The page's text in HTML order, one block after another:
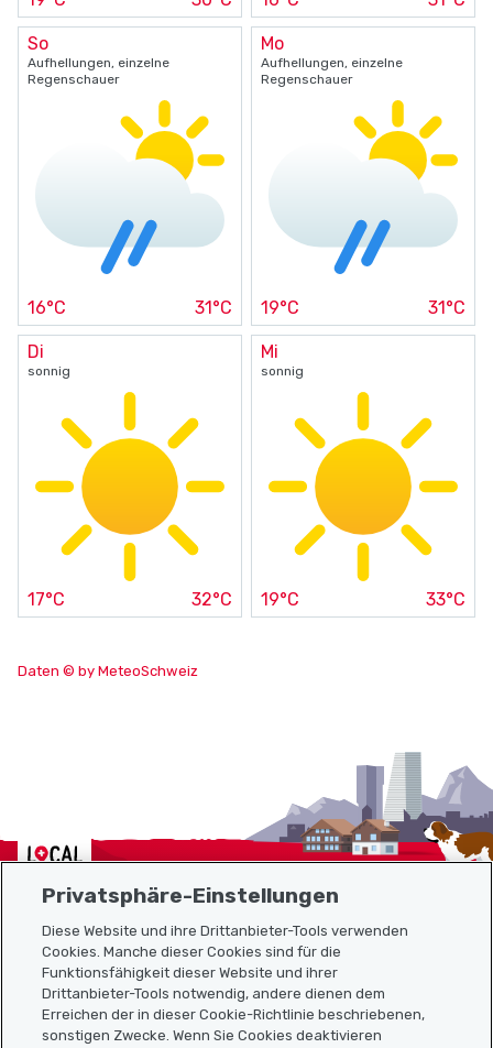
So
Aufhellungen, einzelne
Regenschauer
16°C 31°C
Mo
Aufhellungen, einzelne
Regenschauer
19°C 31°C
Di
sonnig
17°C 32°C
Mi
sonnig
19°C 33°C
Daten © by MeteoSchweiz
Localcities
Sitemap
Nützliche Links
Privatsphäre-Einstellungen
Diese Website und ihre Drittanbieter-Tools verwenden
Cookies. Manche dieser Cookies sind für die
Funktionsfähigkeit dieser Website und ihrer
Drittanbieter-Tools notwendig, andere dienen dem
Erreichen der in dieser Cookie-Richtlinie beschriebenen,
sonstigen Zwecke. Wenn Sie Cookies deaktivieren